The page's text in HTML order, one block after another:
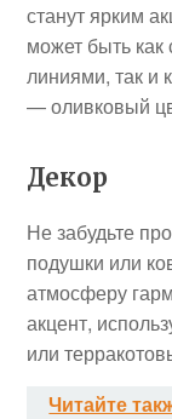
станут ярким
может быть
линиями, так и
— оливковый
Декор
Не забудьте
подушки или
атмосферу
акцент,
или
Читайте